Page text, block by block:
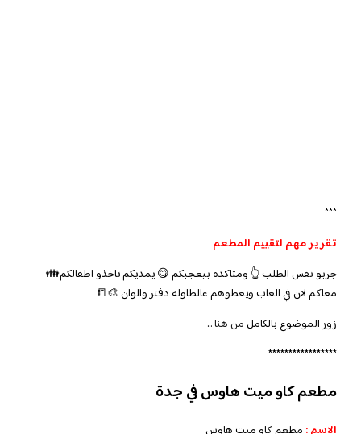
***
تقرير مهم لتقييم المطعم
جربو نفس الطلب 👆 ومتاكده بيعجبكم 😋 يمديكم تاخذو اطفالكم👪
معاكم لان في العاب ويعطوهم عالطاوله دفتر والوان 🎨📒
زور الموضوع بالكامل من هنا ...
*****************
مطعم كاو ميت هاوس في جدة